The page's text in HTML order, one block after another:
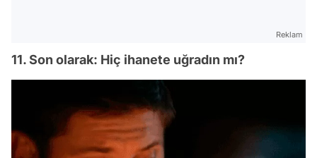
Reklam
11. Son olarak: Hiç ihanete uğradın mı?